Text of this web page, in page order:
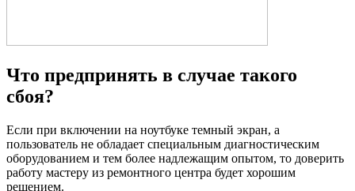
Что предпринять в случае такого
сбоя?
Если при включении на ноутбуке темный экран, а
пользователь не обладает специальным диагностическим
оборудованием и тем более надлежащим опытом, то доверить
работу мастеру из ремонтного центра будет хорошим
решением.